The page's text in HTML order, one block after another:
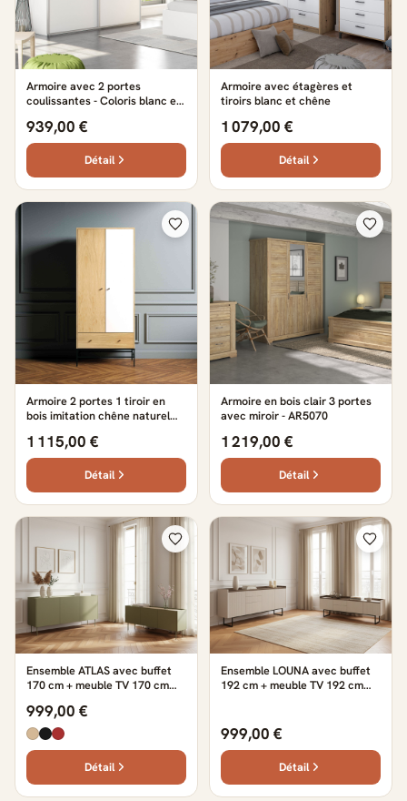
Armoire avec 2 portes
coulissantes - Coloris blanc et
939,00 €
Détail
Armoire avec étagères et
tiroirs blanc et chêne
1 079,00 €
Détail
Armoire 2 portes 1 tiroir en
bois imitation chêne naturel
1 115,00 €
Détail
Armoire en bois clair 3 portes
avec miroir - AR5070
1 219,00 €
Détail
Ensemble ATLAS avec buffet
170 cm + meuble TV 170 cm
999,00 €
Détail
Ensemble LOUNA avec buffet
192 cm + meuble TV 192 cm
999,00 €
Détail